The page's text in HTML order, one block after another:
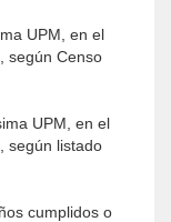
UPM, en el
según Censo
UPM, en el
según listado
cumplidos o